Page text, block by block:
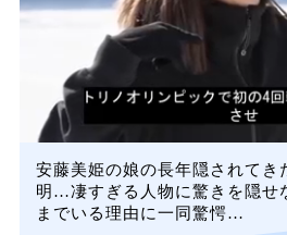
安藤美姫の娘の長年隠されてき
明…凄すぎる人物に驚きを隠せ
までいる理由に一同驚愕…